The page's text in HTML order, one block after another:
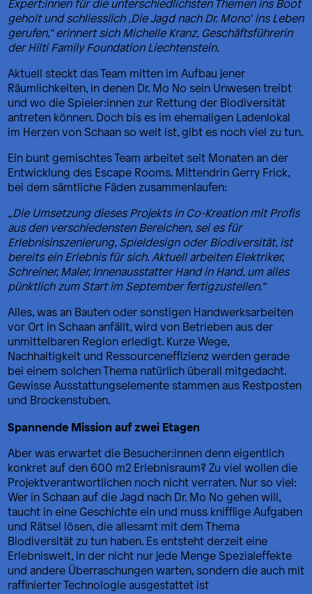
Expert:innen für die unterschiedlichsten Themen ins Boot
geholt und schliesslich ‚Die Jagd nach Dr. Mono‘ ins Leben
gerufen,“ erinnert sich Michelle Kranz, Geschäftsführerin
der Hilti Family Foundation Liechtenstein.
Aktuell steckt das Team mitten im Aufbau jener
Räumlichkeiten, in denen Dr. Mo No sein Unwesen treibt
und wo die Spieler:innen zur Rettung der Biodiversität
antreten können. Doch bis es im ehemaligen Ladenlokal
im Herzen von Schaan so weit ist, gibt es noch viel zu tun.
Ein bunt gemischtes Team arbeitet seit Monaten an der
Entwicklung des Escape Rooms. Mittendrin Gerry Frick,
bei dem sämtliche Fäden zusammenlaufen:
„Die Umsetzung dieses Projekts in Co-Kreation mit Profis
aus den verschiedensten Bereichen, sei es für
Erlebnisinszenierung, Spieldesign oder Biodiversität, ist
bereits ein Erlebnis für sich. Aktuell arbeiten Elektriker,
Schreiner, Maler, Innenausstatter Hand in Hand, um alles
pünktlich zum Start im September fertigzustellen.“
Alles, was an Bauten oder sonstigen Handwerksarbeiten
vor Ort in Schaan anfällt, wird von Betrieben aus der
unmittelbaren Region erledigt. Kurze Wege,
Nachhaltigkeit und Ressourceneffizienz werden gerade
bei einem solchen Thema natürlich überall mitgedacht.
Gewisse Ausstattungselemente stammen aus Restposten
und Brockenstuben.
Spannende Mission auf zwei Etagen
Aber was erwartet die Besucher:innen denn eigentlich
konkret auf den 600 m2 Erlebnisraum? Zu viel wollen die
Projektverantwortlichen noch nicht verraten. Nur so viel:
Wer in Schaan auf die Jagd nach Dr. Mo No gehen will,
taucht in eine Geschichte ein und muss knifflige Aufgaben
und Rätsel lösen, die allesamt mit dem Thema
Biodiversität zu tun haben. Es entsteht derzeit eine
Erlebniswelt, in der nicht nur jede Menge Spezialeffekte
und andere Überraschungen warten, sondern die auch mit
raffinierter Technologie ausgestattet ist